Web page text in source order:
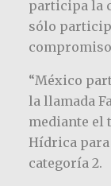
participa la
sólo
“México
la llamada
mediante el
Hídrica para
categoría 2.